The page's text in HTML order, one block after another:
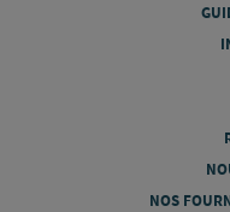
NOS